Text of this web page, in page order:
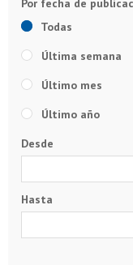
Todas
Última semana
Último mes
Último año
Desde
Hasta